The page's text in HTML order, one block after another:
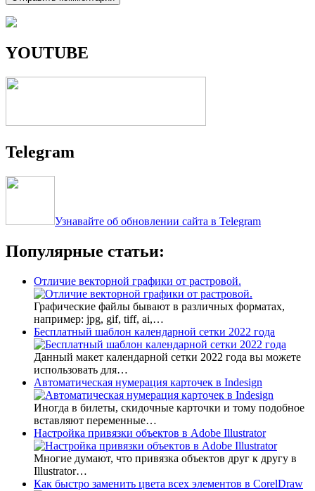
YOUTUBE
Telegram
Узнавайте об обновлении сайта в Telegram
Популярные статьи:
Отличие векторной графики от растровой.
Графические файлы бывают в различных форматах,
например: jpg, gif, tiff, ai,…
Бесплатный шаблон календарной сетки 2022 года
Данный макет календарной сетки 2022 года вы можете
использовать для…
Автоматическая нумерация карточек в Indesign
Иногда в билеты, скидочные карточки и тому подобное
вставляют переменные…
Настройка привязки объектов в Adobe Illustrator
Многие думают, что привязка объектов друг к другу в
Illustrator…
Как быстро заменить цвета всех элементов в CorelDraw